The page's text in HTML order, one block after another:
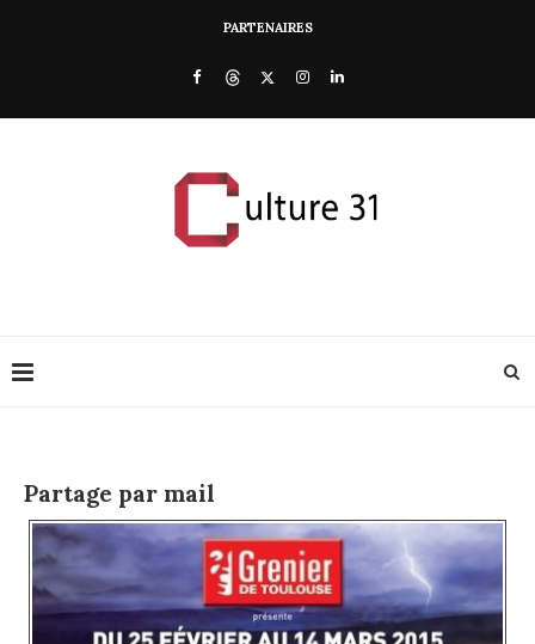
PARTENAIRES
Partage par mail